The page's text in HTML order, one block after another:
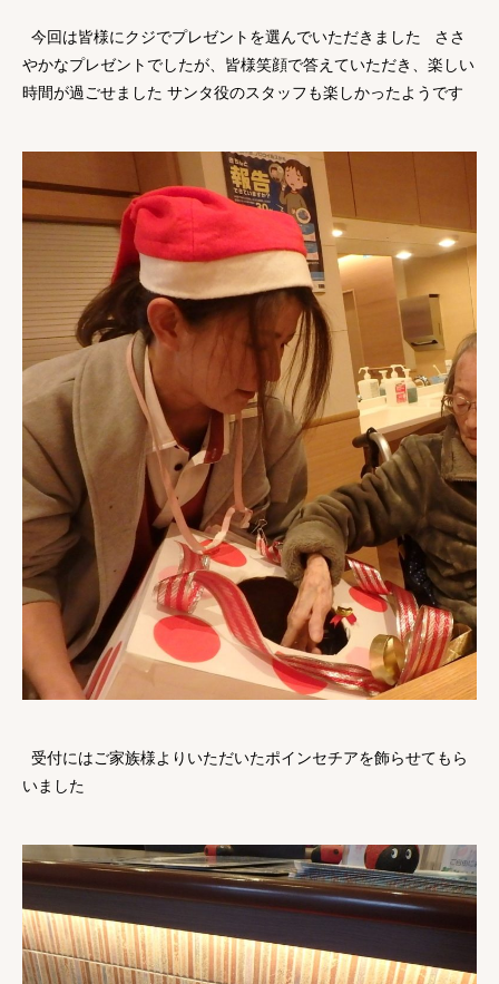
今回は皆様にクジでプレゼントを選んでいただきました ささ
やかなプレゼントでしたが、皆様笑顔で答えていただき、楽しい
時間が過ごせました サンタ役のスタッフも楽しかったようです
受付にはご家族様よりいただいたポインセチアを飾らせてもら
いました